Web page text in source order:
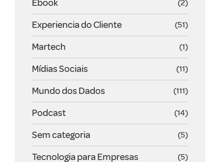
Ebook (2)
Experiencia do Cliente (51)
Martech (1)
Mídias Sociais (11)
Mundo dos Dados (111)
Podcast (14)
Sem categoria (5)
Tecnologia para Empresas (5)